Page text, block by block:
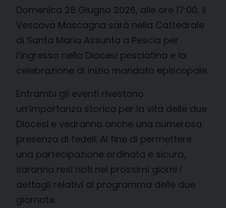
Domenica 28 Giugno 2026, alle ore 17:00, il
Vescovo Mascagna sarà nella Cattedrale
di Santa Maria Assunta a Pescia per
l’ingresso nella Diocesi pesciatina e la
celebrazione di inizio mandato episcopale.
Entrambi gli eventi rivestono
un’importanza storica per la vita delle due
Diocesi e vedranno anche una numerosa
presenza di fedeli. Al fine di permettere
una partecipazione ordinata e sicura,
saranno resi noti nei prossimi giorni i
dettagli relativi al programma delle due
giornate.